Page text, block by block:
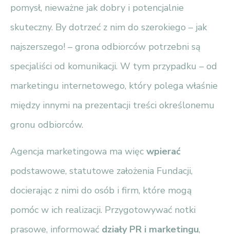
pomysł, nieważne jak dobry i potencjalnie
skuteczny. By dotrzeć z nim do szerokiego – jak
najszerszego! – grona odbiorców potrzebni są
specjaliści od komunikacji. W tym przypadku – od
marketingu internetowego, który polega właśnie
między innymi na prezentacji treści określonemu
gronu odbiorców.
Agencja marketingowa ma więc wpierać
podstawowe, statutowe założenia Fundacji,
docierając z nimi do osób i firm, które mogą
pomóc w ich realizacji. Przygotowywać notki
prasowe, informować działy PR i marketingu,